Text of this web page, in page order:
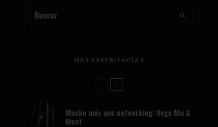
MÁS EXPERIENCIAS
Mucho más que networking: llega Mix &
Meet